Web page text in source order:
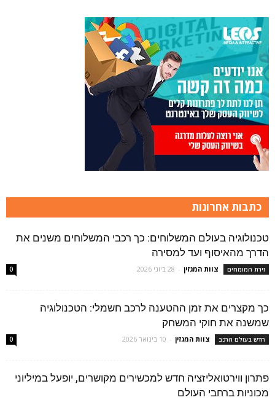
כתבות אחרונות
טכנולוגיה בעולם המשלוחים: כך רכבי המשלוחים משנים את
הדרך מהאיסוף ועד למסירה
זירת המומחים צוות המגזין - 28 ביוני 2026 0
כך מקצרים את זמן ההטענה לרכב חשמלי: הטכנולוגיה
שמשנה את חוקי המשחק
חדש בעולם הרכב צוות המגזין - 10 בינואר 2026 0
פתרון ווירטואליזציה חדש למכשירים מקושרים, יופעל במיליוני
מכוניות ברחבי העולם